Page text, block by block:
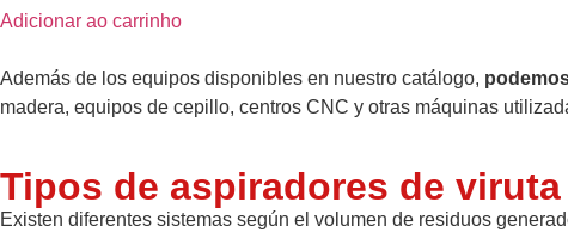
Adicionar ao carrinho
Además de los equipos disponibles en nuestro catálogo,
madera, equipos de cepillo, centros CNC y otras máquinas
Tipos de aspiradores de
Existen diferentes sistemas según el volumen de residuos